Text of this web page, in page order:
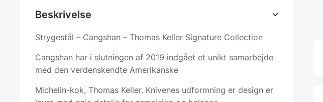
Beskrivelse
Strygestål – Cangshan – Thomas Keller Signature Collection
Cangshan har i slutningen af 2019 indgået et unikt samarbejde
med den verdenskendte Amerikanske
Michelin-kok, Thomas Keller. Knivenes udformning er design er